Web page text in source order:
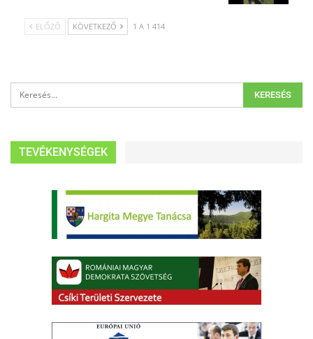
ELŐZŐ KÖVETKEZŐ 1 A 1 414
TEVÉKENYSÉGEK